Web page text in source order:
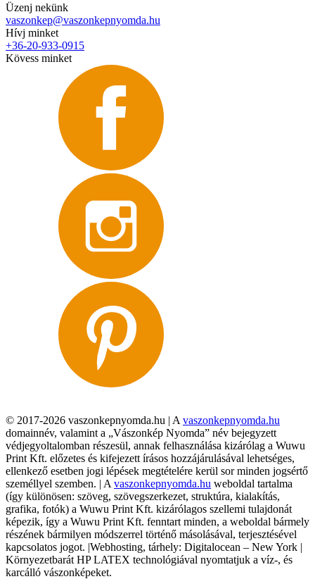
Üzenj nekünk
vaszonkep@vaszonkepnyomda.hu
Hívj minket
+36-20-933-0915
Kövess minket
© 2017-2026 vaszonkepnyomda.hu | A vaszonkepnyomda.hu
domainnév, valamint a „Vászonkép Nyomda” név bejegyzett
védjegyoltalomban részesül, annak felhasználása kizárólag a Wuwu
Print Kft. előzetes és kifejezett írásos hozzájárulásával lehetséges,
ellenkező esetben jogi lépések megtételére kerül sor minden jogsértő
személlyel szemben. | A vaszonkepnyomda.hu weboldal tartalma
(így különösen: szöveg, szövegszerkezet, struktúra, kialakítás,
grafika, fotók) a Wuwu Print Kft. kizárólagos szellemi tulajdonát
képezik, így a Wuwu Print Kft. fenntart minden, a weboldal bármely
részének bármilyen módszerrel történő másolásával, terjesztésével
kapcsolatos jogot. |Webhosting, tárhely: Digitalocean – New York |
Környezetbarát HP LATEX technológiával nyomtatjuk a víz-, és
karcálló vászonképeket.